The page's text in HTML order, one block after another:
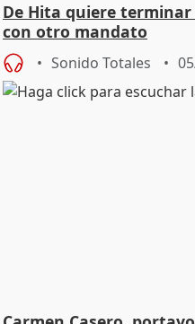
De Hita quiere terminar
con otro mandato
Sonido Totales